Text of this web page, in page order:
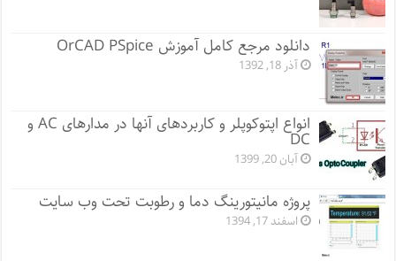
دانلود مرجع کامل آموزش OrCAD PSpice
آذر 18, 1392
انواع اپتوکوپلر و کاربردهای آنها در مدارهای AC و
DC
آبان 20, 1399
پروژه مانيتورينگ دما و رطوبت تحت وب سایت
اسفند 17, 1394